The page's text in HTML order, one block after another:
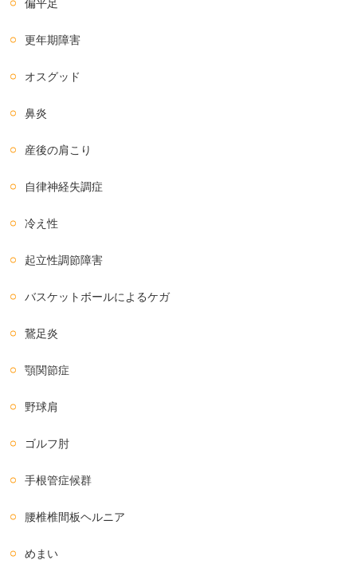
偏平足
更年期障害
オスグッド
鼻炎
産後の肩こり
自律神経失調症
冷え性
起立性調節障害
バスケットボールによるケガ
鵞足炎
顎関節症
野球肩
ゴルフ肘
手根管症候群
腰椎椎間板ヘルニア
めまい